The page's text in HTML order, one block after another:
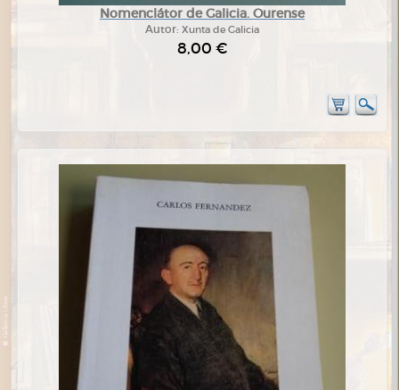
Nomenclátor de Galicia. Ourense
Autor: Xunta de Galicia
8,00 €